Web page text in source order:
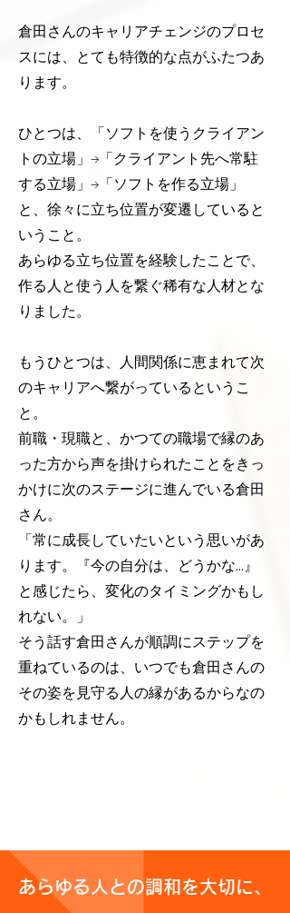
倉田さんのキャリアチェンジのプロセ
スには、とても特徴的な点がふたつあ
ります。
ひとつは、「ソフトを使うクライアン
トの立場」→「クライアント先へ常駐
する立場」→「ソフトを作る立場」
と、徐々に立ち位置が変遷していると
いうこと。
あらゆる立ち位置を経験したことで、
作る人と使う人を繋ぐ稀有な人材とな
りました。
もうひとつは、人間関係に恵まれて次
のキャリアへ繋がっているというこ
と。
前職・現職と、かつての職場で縁のあ
った方から声を掛けられたことをきっ
かけに次のステージに進んでいる倉田
さん。
「常に成長していたいという思いがあ
ります。『今の自分は、どうかな…』
と感じたら、変化のタイミングかもし
れない。」
そう話す倉田さんが順調にステップを
重ねているのは、いつでも倉田さんの
その姿を見守る人の縁があるからなの
かもしれません。
あらゆる人との調和を大切に、